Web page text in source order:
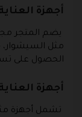
أجهزة
يضم المتجر
مثل السيشوار،
الحصول على
أجهزة
تشمل أجهزة